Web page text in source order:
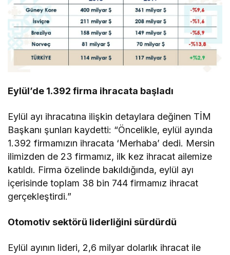
Eylül’de 1.392 firma ihracata başladı
Eylül ayı ihracatına ilişkin detaylara değinen TİM
Başkanı şunları kaydetti: “Öncelikle, eylül ayında
1.392 firmamızın ihracata ‘Merhaba’ dedi. Mersin
ilimizden de 23 firmamız, ilk kez ihracat ailemize
katıldı. Firma özelinde bakıldığında, eylül ayı
içerisinde toplam 38 bin 744 firmamız ihracat
gerçekleştirdi.”
Otomotiv sektörü liderliğini sürdürdü
Eylül ayının lideri, 2,6 milyar dolarlık ihracat ile